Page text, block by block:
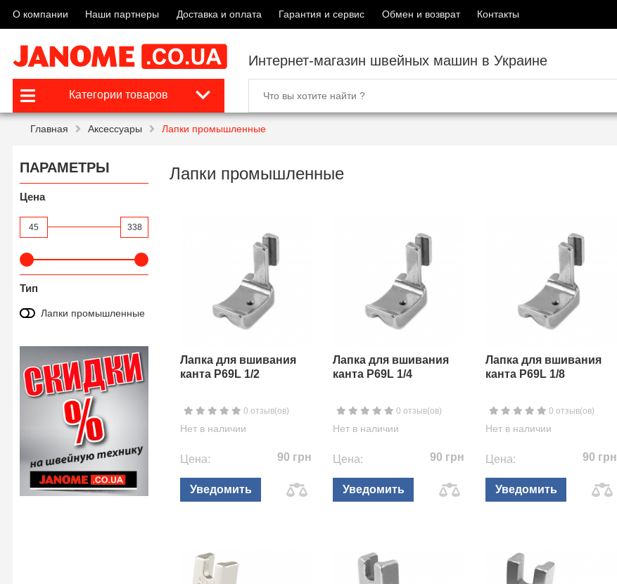
О компании Наши партнеры Доставка и оплата Гарантия и сервис Обмен и возврат Контакты
Интернет-магазин швейных машин в Украине
Категории товаров
Главная Аксессуары Лапки промышленные
ПАРАМЕТРЫ
Цена
45 338
Тип
Лапки промышленные
Лапки промышленные
Лапка для вшивания
канта P69L 1/2
0 отзыв(ов)
Нет в наличии
Цена: 90 грн
Уведомить
Лапка для вшивания
канта P69L 1/4
0 отзыв(ов)
Нет в наличии
Цена: 90 грн
Уведомить
Лапка для вшивания
канта P69L 1/8
0 отзыв(ов)
Нет в наличии
Цена: 90 грн
Уведомить